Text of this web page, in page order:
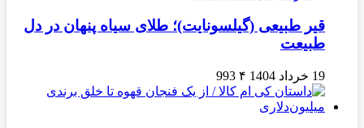
قیر طبیعی (گیلسونایت)؛ طلای سیاه پنهان در دل
طبیعت
19 خرداد 1404 ۴ 993